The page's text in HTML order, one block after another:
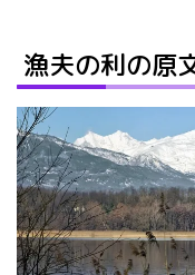
漁夫の利の原